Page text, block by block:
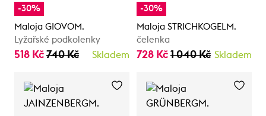
-30%
Maloja GIOVOM.
Lyžařské podkolenky
518 Kč 740 Kč Skladem
-30%
Maloja STRICHKOGELM.
čelenka
728 Kč 1 040 Kč Skladem